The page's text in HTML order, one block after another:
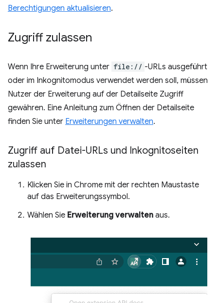
Berechtigungen aktualisieren.
Zugriff zulassen
Wenn Ihre Erweiterung unter file:// -URLs ausgeführt
oder im Inkognitomodus verwendet werden soll, müssen
Nutzer der Erweiterung auf der Detailseite Zugriff
gewähren. Eine Anleitung zum Öffnen der Detailseite
finden Sie unter Erweiterungen verwalten.
Zugriff auf Datei-URLs und Inkognitoseiten
zulassen
Klicken Sie in Chrome mit der rechten Maustaste
auf das Erweiterungssymbol.
Wählen Sie Erweiterung verwalten aus.